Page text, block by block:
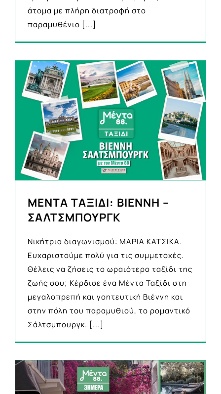
άτομα με πλήρη διατροφή στο
παραμυθένιο [...]
ΜΕΝΤΑ ΤΑΞΙΔΙ: ΒΙΕΝΝΗ –
ΣΑΛΤΣΜΠΟΥΡΓΚ
Νικήτρια διαγωνισμού: ΜΑΡΙΑ ΚΑΤΣΙΚΑ.
Ευχαριστούμε πολύ για τις συμμετοχές.
Θέλεις να ζήσεις το ωραιότερο ταξίδι της
ζωής σου; Κέρδισε ένα Μέντα Ταξίδι στη
μεγαλοπρεπή και γοητευτική Βιέννη και
στην πόλη του παραμυθιού, το ρομαντικό
Σάλτσμπουργκ. [...]